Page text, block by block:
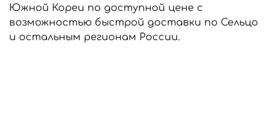
Южной Кореи по доступной цене с
возможностью быстрой доставки по Сельцо
и остальным регионам России.